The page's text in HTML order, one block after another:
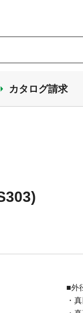
カタログ請求
■外
・